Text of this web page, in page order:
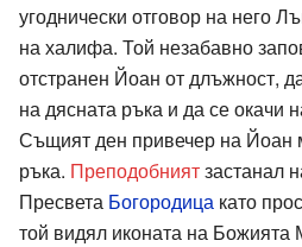
угоднически отговор на него
на халифа. Той незабавно
отстранен Йоан от длъжност,
на дясната ръка и да се окачи
Същият ден привечер на Йоан
ръка. Преподобниятзастанал
Пресвета Богородица като
той видял иконата на Божията